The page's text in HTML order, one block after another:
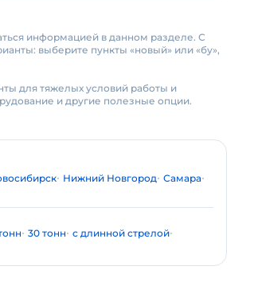
информацией в данном разделе. С
выберите пункты «новый» или «бу»,
для тяжелых условий работы и
и другие полезные опции.
Нижний Новгород Самара
30 тонн с длинной стрелой